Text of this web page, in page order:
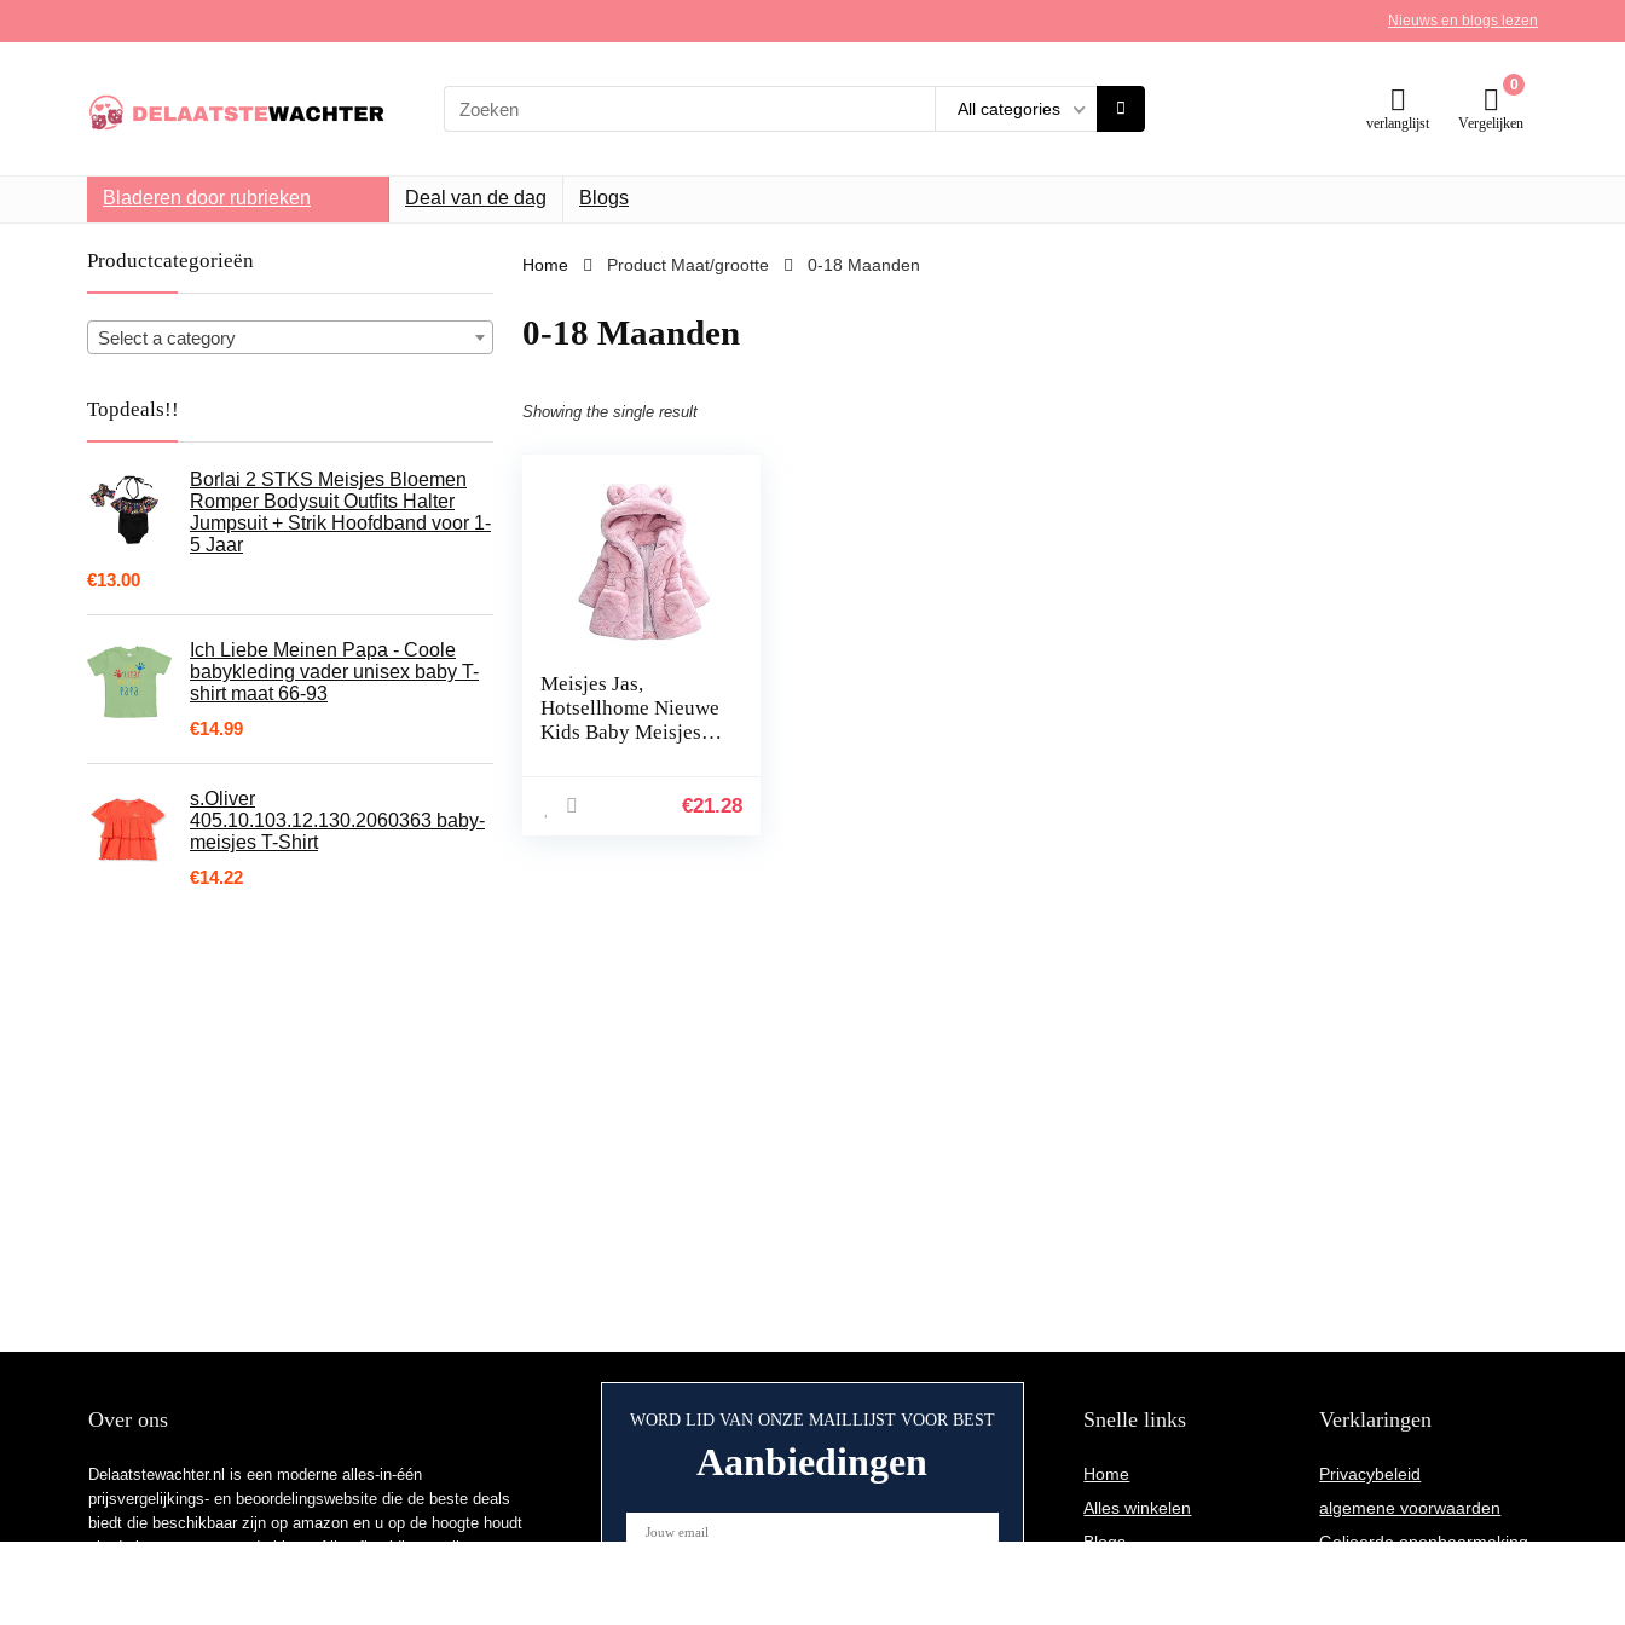
Nieuws en blogs lezen
Search
for:
All categories
verlanglijst
0
Vergelijken
Bladeren door rubrieken Deal van de dag Blogs
Productcategorieën
Select a category
Topdeals!!
Borlai 2 STKS Meisjes Bloemen
Romper Bodysuit Outfits Halter
Jumpsuit + Strik Hoofdband voor 1-
5 Jaar
€13.00
Ich Liebe Meinen Papa - Coole
babykleding vader unisex baby T-
shirt maat 66-93
€14.99
s.Oliver
405.10.103.12.130.2060363 baby-
meisjes T-Shirt
€14.22
Home Product Maat/grootte 0-18 Maanden
0-18 Maanden
Showing the single result
Meisjes Jas,
Hotsellhome Nieuwe
Kids Baby Meisjes
Jas Warme
€21.28
Over ons
Delaatstewachter.nl is een moderne alles-in-één
prijsvergelijkings- en beoordelingswebsite die de beste deals
biedt die beschikbaar zijn op amazon en u op de hoogte houdt
via de laatst toegevoegde blogs. Alle afbeeldingen zijn
WORD LID VAN ONZE MAILLIJST VOOR BEST
Aanbiedingen
Snelle links
Home
Alles winkelen
Blogs
Verklaringen
Privacybeleid
algemene voorwaarden
Gelieerde openbaarmaking